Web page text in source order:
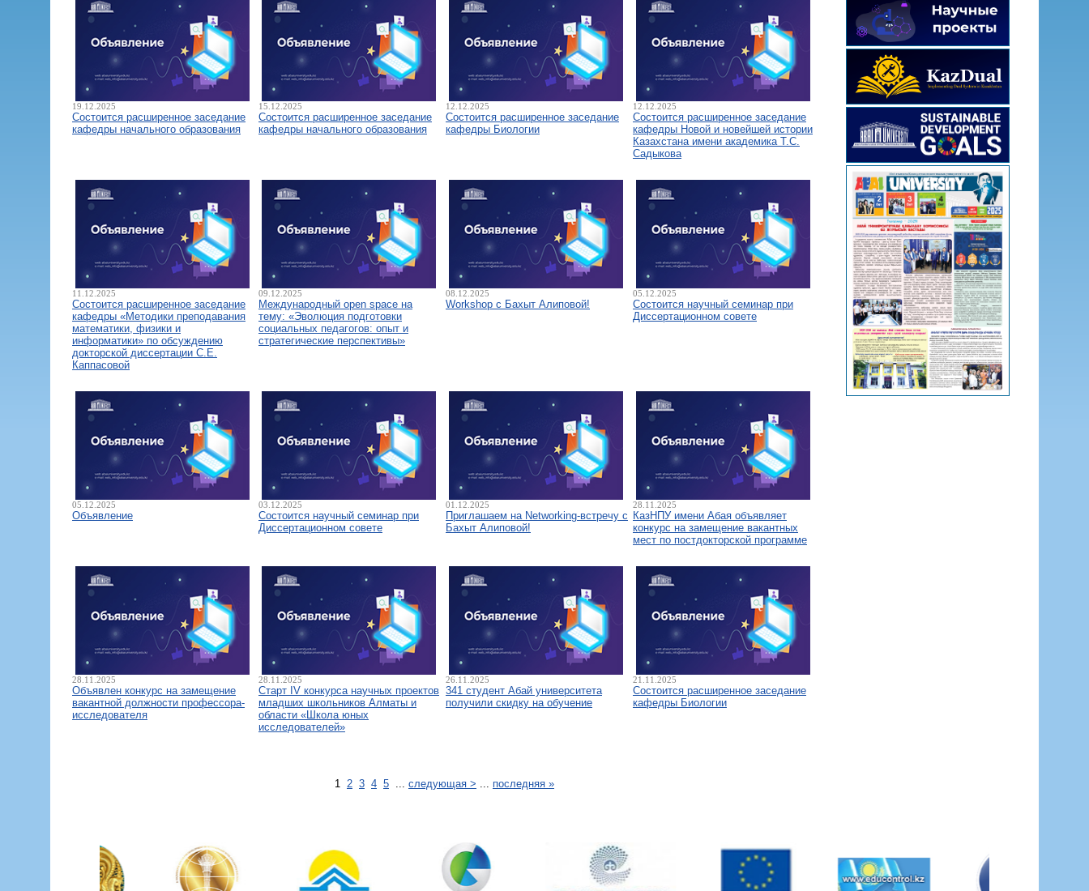
19.12.2025
Состоится расширенное заседание
кафедры начального образования
15.12.2025
Состоится расширенное заседание
кафедры начального образования
12.12.2025
Состоится расширенное заседание
кафедры Биологии
12.12.2025
Состоится расширенное заседание
кафедры Новой и новейшей истории
Казахстана имени академика Т.С.
Садыкова
11.12.2025
Состоится расширенное заседание
кафедры «Методики преподавания
математики, физики и
информатики» по обсуждению
докторской диссертации С.Е.
Каппасовой
09.12.2025
Международный open space на
тему: «Эволюция подготовки
социальных педагогов: опыт и
стратегические перспективы»
08.12.2025
Workshop с Бахыт Алиповой!
05.12.2025
Состоится научный семинар при
Диссертационном совете
05.12.2025
Объявление
03.12.2025
Состоится научный семинар при
Диссертационном совете
01.12.2025
Приглашаем на Networking-встречу с
Бахыт Алиповой!
28.11.2025
КазНПУ имени Абая объявляет
конкурс на замещение вакантных
мест по постдокторской программе
28.11.2025
Объявлен конкурс на замещение
вакантной должности профессора-
исследователя
28.11.2025
Старт IV конкурса научных проектов
младших школьников Алматы и
области «Школа юных
исследователей»
26.11.2025
341 студент Абай университета
получили скидку на обучение
21.11.2025
Состоится расширенное заседание
кафедры Биологии
1 2 3 4 5 ... следующая > ... последняя »